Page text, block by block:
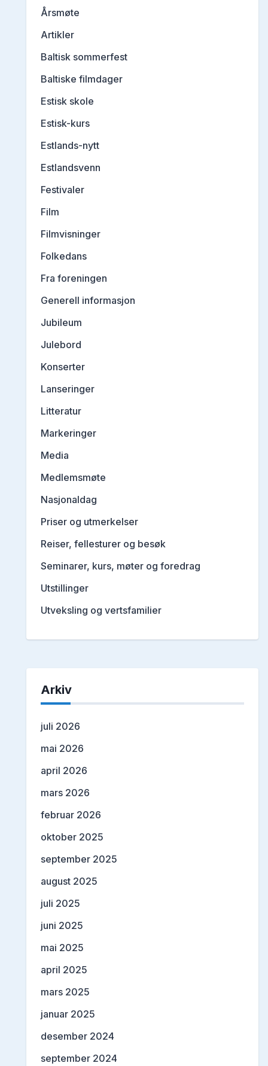
Årsmøte
Artikler
Baltisk sommerfest
Baltiske filmdager
Estisk skole
Estisk-kurs
Estlands-nytt
Estlandsvenn
Festivaler
Film
Filmvisninger
Folkedans
Fra foreningen
Generell informasjon
Jubileum
Julebord
Konserter
Lanseringer
Litteratur
Markeringer
Media
Medlemsmøte
Nasjonaldag
Priser og utmerkelser
Reiser, fellesturer og besøk
Seminarer, kurs, møter og foredrag
Utstillinger
Utveksling og vertsfamilier
Arkiv
juli 2026
mai 2026
april 2026
mars 2026
februar 2026
oktober 2025
september 2025
august 2025
juli 2025
juni 2025
mai 2025
april 2025
mars 2025
januar 2025
desember 2024
september 2024